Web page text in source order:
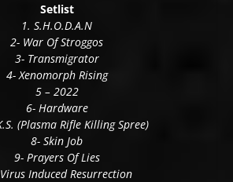
Setlist
1. S.H.O.D.A.N
2- War Of Stroggos
3- Transmigrator
4- Xenomorph Rising
5 – 2022
6- Hardware
(Plasma Rifle Killing Spree)
8- Skin Job
9- Prayers Of Lies
Induced Resurrection